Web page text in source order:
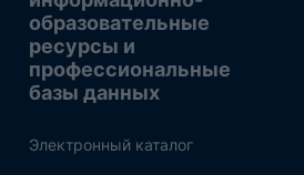
образовательные
ресурсы и
профессиональные
базы данных
Электронный каталог